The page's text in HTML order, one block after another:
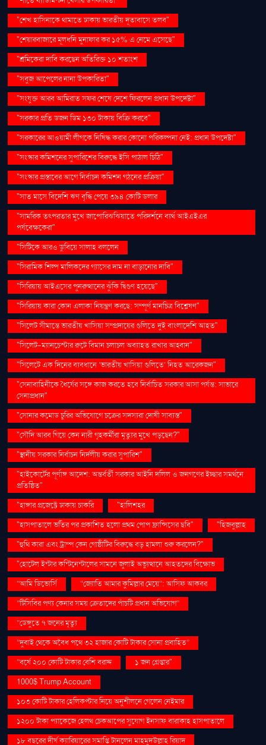
"শেখ হাসিনাকে থামাতে ঢাকায় ভারতীয় দূতাবাসে তলব"
"শেয়ারবাজারে মূলধনি মুনাফার কর ১৫% এ নেমে এসেছে"
"শ্রমিকেরা দাবি করছেন অতিরিক্ত ১০ শতাংশ
"সবুজ আপেলের নানা উপকারিতা"
"সংযুক্ত আরব আমিরাত সফর শেষে দেশে ফিরলেন প্রধান উপদেষ্টা"
"সরকার প্রতি ডজন ডিম ১৩০ টাকায় বিক্রি করবে"
"সরকারের আওয়ামী লীগকে নিষিদ্ধ করার কোনো পরিকল্পনা নেই: প্রধান উপদেষ্টা"
"সংস্কার কমিশনের সুপারিশের বিরুদ্ধে ইসি পাঠাল চিঠি"
"সংস্কার প্রস্তাবের আগে নির্বাচন কমিশন গঠনের প্রক্রিয়া"
"সাত মাসে বিদেশি ঋণ বৃদ্ধি পেয়ে ৩৯৪ কোটি ডলার
"সামরিক তৎপরতার মুখে জাপোরিঝঝিয়াতে পরিদর্শনে ব্যর্থ আইএইএর
পর্যবেক্ষকেরা"
"সিটিকে আরও ডুবিয়ে সালাহ বললেন
"সিরামিক শিল্প মালিকদের গ্যাসের দাম না বাড়ানোর দাবি"
"সিরিয়ায় আইএসের পুনরুত্থানের ঝুঁকি দ্বিগুণ হয়েছে"
"সিরিয়ায় কারা কোন এলাকা নিয়ন্ত্রণ করছে: সম্পূর্ণ মানচিত্র বিশ্লেষণ"
"সিলেট সীমান্তে ভারতীয় খাসিয়া সম্প্রদায়ের গুলিতে দুই বাংলাদেশি আহত"
"সিলেট-ম্যানচেস্টার রুটে বিমান চলাচল অব্যাহত রাখার আহ্বান"
"সিলেটে এক দিনের ব্যবধানে ‘ভারতীয় খাসিয়া গু‌লিতে’ নিহত আরেকজন"
"সেনাবাহিনীকে ধৈর্যের সঙ্গে কাজ করতে হবে নির্বাচিত সরকার আসা পর্যন্ত: সাভারে
সেনাপ্রধান"
"সোনার কমোড চুরির অভিযোগে চক্রের সদস্যরা দোষী সাব্যস্ত"
"সৌদি আরব গিয়ে কেন নারী গৃহকর্মীরা মৃত্যুর মুখে পড়ছেন?"
"স্থানীয় সরকার নির্বাচন নির্দলীয় করার সুপারিশ"
"হাইকোর্টের পূর্ণাঙ্গ আদেশ: অন্তর্বর্তী সরকার আইনি দলিল ও জনগণের ইচ্ছার সমর্থনে
প্রতিষ্ঠিত"
"হাঙ্গার প্রজেক্টে ঢাকায় চাকরি
"হালিশহর
"হাসপাতালে ভর্তির পর প্রকাশিত হলো প্রথম পোপ ফ্রান্সিসের ছবি"
"হিজবুল্লাহ
"হুথি কারা এবং ট্রাম্প কেন গোষ্ঠীটির বিরুদ্ধে বড় হামলা শুরু করলেন?"
"হোটেল ইন্টার কন্টিনেন্টালের সামনে জুলাই অভ্যুত্থানে আহতদের বিক্ষোভ
“আমি ডিভোর্সি
“জ্যোতি আমার কুমিল্লার মেয়ে”: আসিফ আকবর
“টিসিবির পণ্য কেনার সময় ক্রেতাদের পাঁচটি প্রধান অভিযোগ”
“ডেঙ্গুতে ৭ জনের মৃত্যু
“দুবাই থেকে অবৈধ পথে ৩২ হাজার কোটি টাকার সোনা প্রবাহিত”
“বর্ষে ২০০ কোটি টাকার বেশি বরাদ্দ
১ জন গ্রেপ্তার"
1000$ Trump Account
১০৩ কোটি টাকার হেলিকপ্টার নিয়ে অনুশীলনে গেলেন নেইমার
১২০০ টাকা প্যাকেজে হেলথ চেকআপের সুযোগ ইনসাফ বারাকাহ হাসপাতালে
১৮ বছরের দীর্ঘ ক্যারিয়ারের সমাপ্তি টানলেন মাহমুদউল্লাহ রিয়াদ